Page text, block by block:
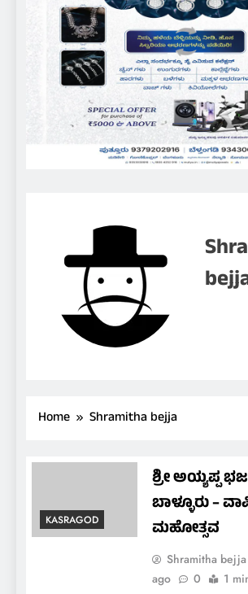
Home Shramitha bejja
KASRAGOD
ಶ್ರೀ ಅಯ್ಯಪ್ಪ
ಬಾಳ್ಳೂರು –
ಮಹೋತ್ಸವ
Shramitha bejja
ago
0 1